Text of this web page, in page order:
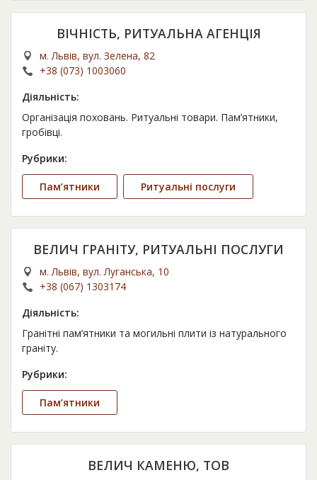
ВІЧНІСТЬ, РИТУАЛЬНА АГЕНЦІЯ
м. Львів, вул. Зелена, 82
+38 (073) 1003060
Діяльність:
Організація поховань. Ритуальні товари. Пам’ятники,
гробівці.
Рубрики:
Пам’ятники Ритуальні послуги
ВЕЛИЧ ГРАНІТУ, РИТУАЛЬНІ ПОСЛУГИ
м. Львів, вул. Луганська, 10
+38 (067) 1303174
Діяльність:
Гранітні пам’ятники та могильні плити із натурального
граніту.
Рубрики:
Пам’ятники
ВЕЛИЧ КАМЕНЮ, ТОВ